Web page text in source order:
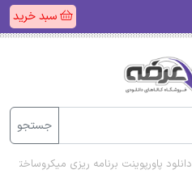
سبد خرید
جستجو
دانلود پاورپوینت برنامه ریزی